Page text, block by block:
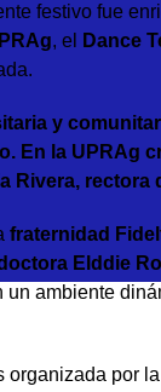
festivo fue
, el Dance
y
la UPRAg
Rivera, rectora
fraternidad
Elddie
ambiente
organizada por la